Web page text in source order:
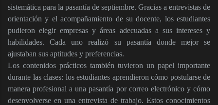
sistemática para la pasantía de septiembre. Gracias a entrevistas de
orientación y el acompañamiento de su docente, los estudiantes
pudieron elegir empresas y áreas adecuadas a sus intereses y
habilidades. Cada uno realizó su pasantía donde mejor se
ajustaban sus aptitudes y preferencias.
Los contenidos prácticos también tuvieron un papel importante
durante las clases: los estudiantes aprendieron cómo postularse de
manera profesional a una pasantía por correo electrónico y cómo
desenvolverse en una entrevista de trabajo. Estos conocimientos